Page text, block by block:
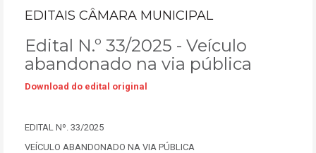
EDITAIS CÂMARA MUNICIPAL
Edital N.º 33/2025 - Veículo
abandonado na via pública
Download do edital original
EDITAL Nº. 33/2025
VEÍCULO ABANDONADO NA VIA PÚBLICA